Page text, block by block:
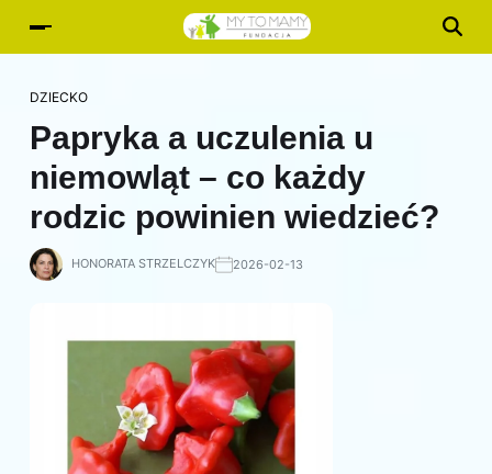
DZIECKO
Papryka a uczulenia u
niemowląt – co każdy
rodzic powinien wiedzieć?
HONORATA STRZELCZYK 2026-02-13